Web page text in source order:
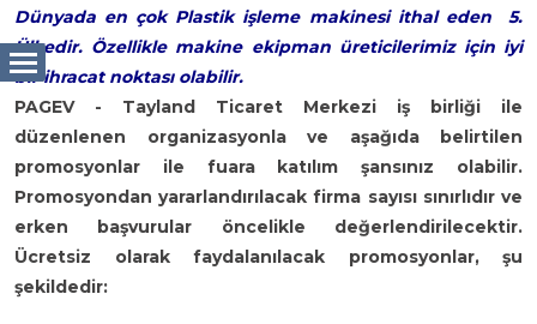
Dünyada en çok Plastik işleme makinesi ithal eden 5.
Ülkedir. Özellikle makine ekipman üreticilerimiz için iyi
bir ihracat noktası olabilir.
PAGEV - Tayland Ticaret Merkezi iş birliği ile
düzenlenen organizasyonla ve aşağıda belirtilen
promosyonlar ile fuara katılım şansınız olabilir.
Promosyondan yararlandırılacak firma sayısı sınırlıdır ve
erken başvurular öncelikle değerlendirilecektir.
Ücretsiz olarak faydalanılacak promosyonlar, şu
şekildedir: